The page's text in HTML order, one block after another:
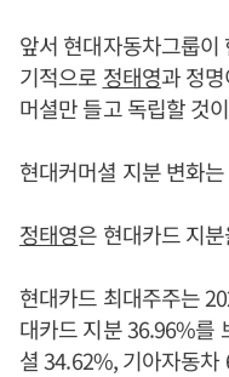
앞서 현대자동차그룹
기적으로 정태영과 정
머셜만 들고 독립할 것
현대커머셜 지분 변화
정태영은 현대카드 지
현대카드 최대주주는
대카드 지분 36.96%를
셜 34.62%, 기아자동